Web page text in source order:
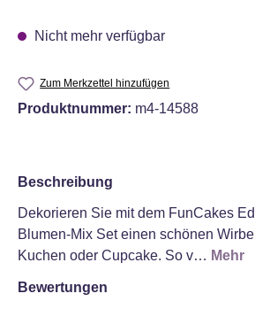
Nicht mehr verfügbar
Zum Merkzettel hinzufügen
Produktnummer: m4-14588
Beschreibung
Dekorieren Sie mit dem FunCakes
Blumen-Mix Set einen schönen
Kuchen oder Cupcake. So v… Mehr
Bewertungen